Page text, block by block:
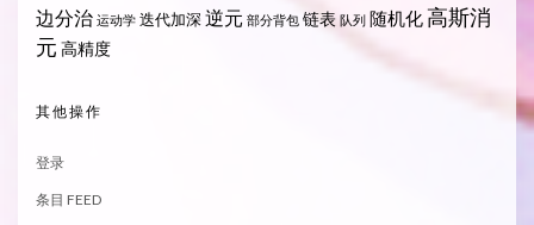
边分治 运动学 迭代加深 逆元 部分背包 链表 队列 随机化高斯消
元 高精度
其他操作
登录
条目 FEED